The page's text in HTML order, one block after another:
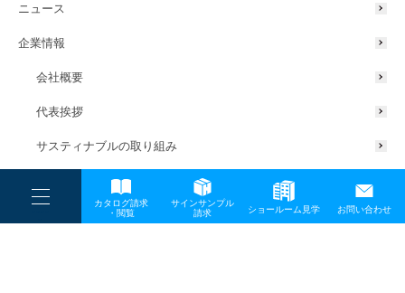
----
----
-
カタログ請求
・閲覧
サインサンプル
請求
ショールーム見学 お問い合わせ
ニュース
企業情報
会社概要
代表挨拶
サスティナブルの取り組み
一般事業主行動計画